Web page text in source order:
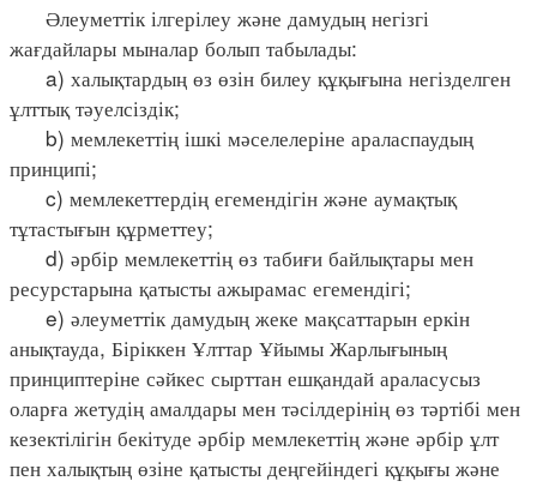
Әлеуметтік ілгерілеу және дамудың негізгі
жағдайлары мыналар болып табылады:
a) халықтардың өз өзін билеу құқығына негізделген
ұлттық тәуелсіздік;
b) мемлекеттің ішкі мәселелеріне араласпаудың
принципі;
c) мемлекеттердің егемендігін және аумақтық
тұтастығын құрметтеу;
d) әрбір мемлекеттің өз табиғи байлықтары мен
ресурстарына қатысты ажырамас егемендігі;
e) әлеуметтік дамудың жеке мақсаттарын еркін
анықтауда, Біріккен Ұлттар Ұйымы Жарлығының
принциптеріне сәйкес сырттан ешқандай араласусыз
оларға жетудің амалдары мен тәсілдерінің өз тәртібі мен
кезектілігін бекітуде әрбір мемлекеттің және әрбір ұлт
пен халықтың өзіне қатысты деңгейіндегі құқығы және